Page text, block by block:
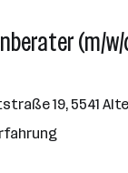
(m/
19, 5541